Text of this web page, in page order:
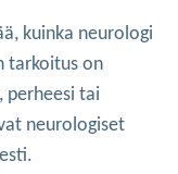
kuinka neurologi
tarkoitus on
perheesi tai
neurologiset